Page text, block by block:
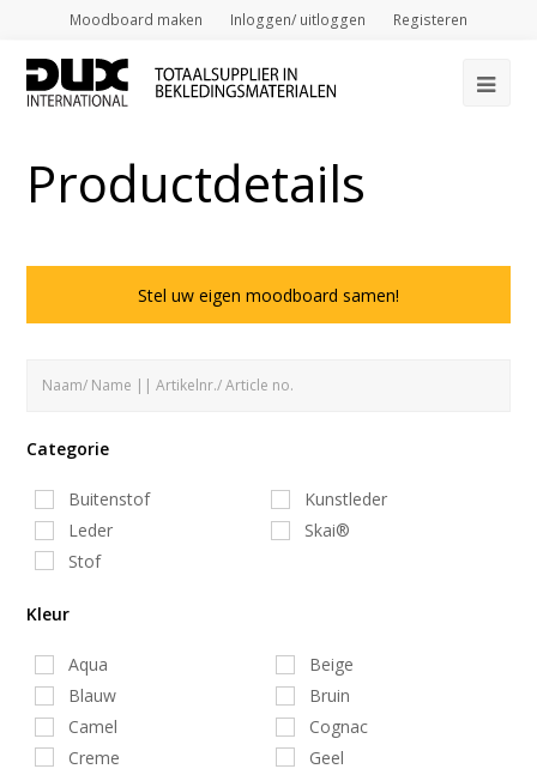
Moodboard maken Inloggen/ uitloggen Registeren
Productdetails
Stel uw eigen moodboard samen!
Categorie
Buitenstof
Kunstleder
Leder
Skai®
Stof
Kleur
Aqua
Beige
Blauw
Bruin
Camel
Cognac
Creme
Geel